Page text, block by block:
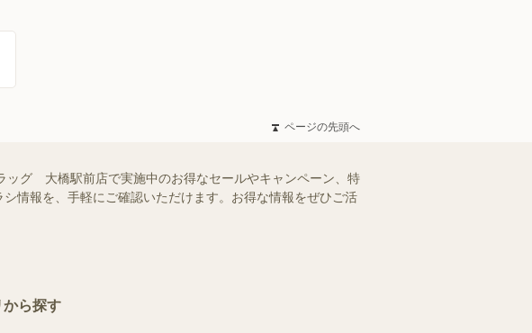
ページの先頭へ
グ 大橋駅前店で実施中のお得なセールやキャンペーン、特
情報を、手軽にご確認いただけます。お得な情報をぜひご活
から探す